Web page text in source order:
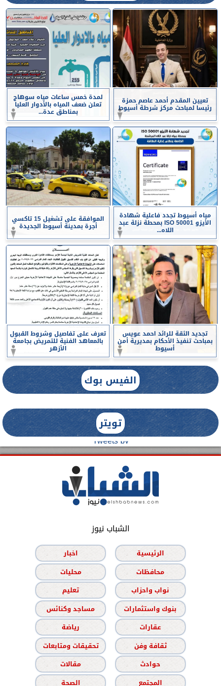
تعيين المقدم أحمد عاصم حمزة
رئيسا لمباحث مركز شرطة أسيوط
لمدة خمس ساعات مياه سوهاج
تعلن ضعف المياه بالأدوار العليا
بمناطق عدة...
مياه أسيوط تجدد فاعلية شهادة
الأيزو ISO 50001 بمحطة نزلة عبد
اللاه...
الموافقة على تشغيل 15 تاكسي
أجرة بمدينة أسيوط الجديدة
تجديد الثقة للرائد احمد عويس
بمباحث تنفيذ الأحكام بمديرية أمن
أسيوط
تعرف على تفاصيل وشروط القبول
بالمعاهد الفنية للتمريض بجامعة
الأزهر
الفيس بوك
تويتر
Tweets by
الشباب نيوز
الرئيسية
اخبار
محافظات
محليات
نواب واحزاب
تعليم
بنوك واستثمارات
مساجد وكنائس
عقارات
رياضة
ثقافة وفن
تحقيقات ومتابعات
حوادث
مقالات
المجتمع
الصحة